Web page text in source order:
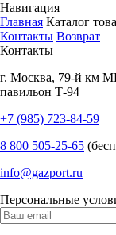
Навигация
Главная Каталог
Контакты Возврат
Контакты
г. Москва, 79-й км
павильон Т-94
+7 (985) 723-84-59
8 800 505-25-65
info@gazport.ru
Персональные